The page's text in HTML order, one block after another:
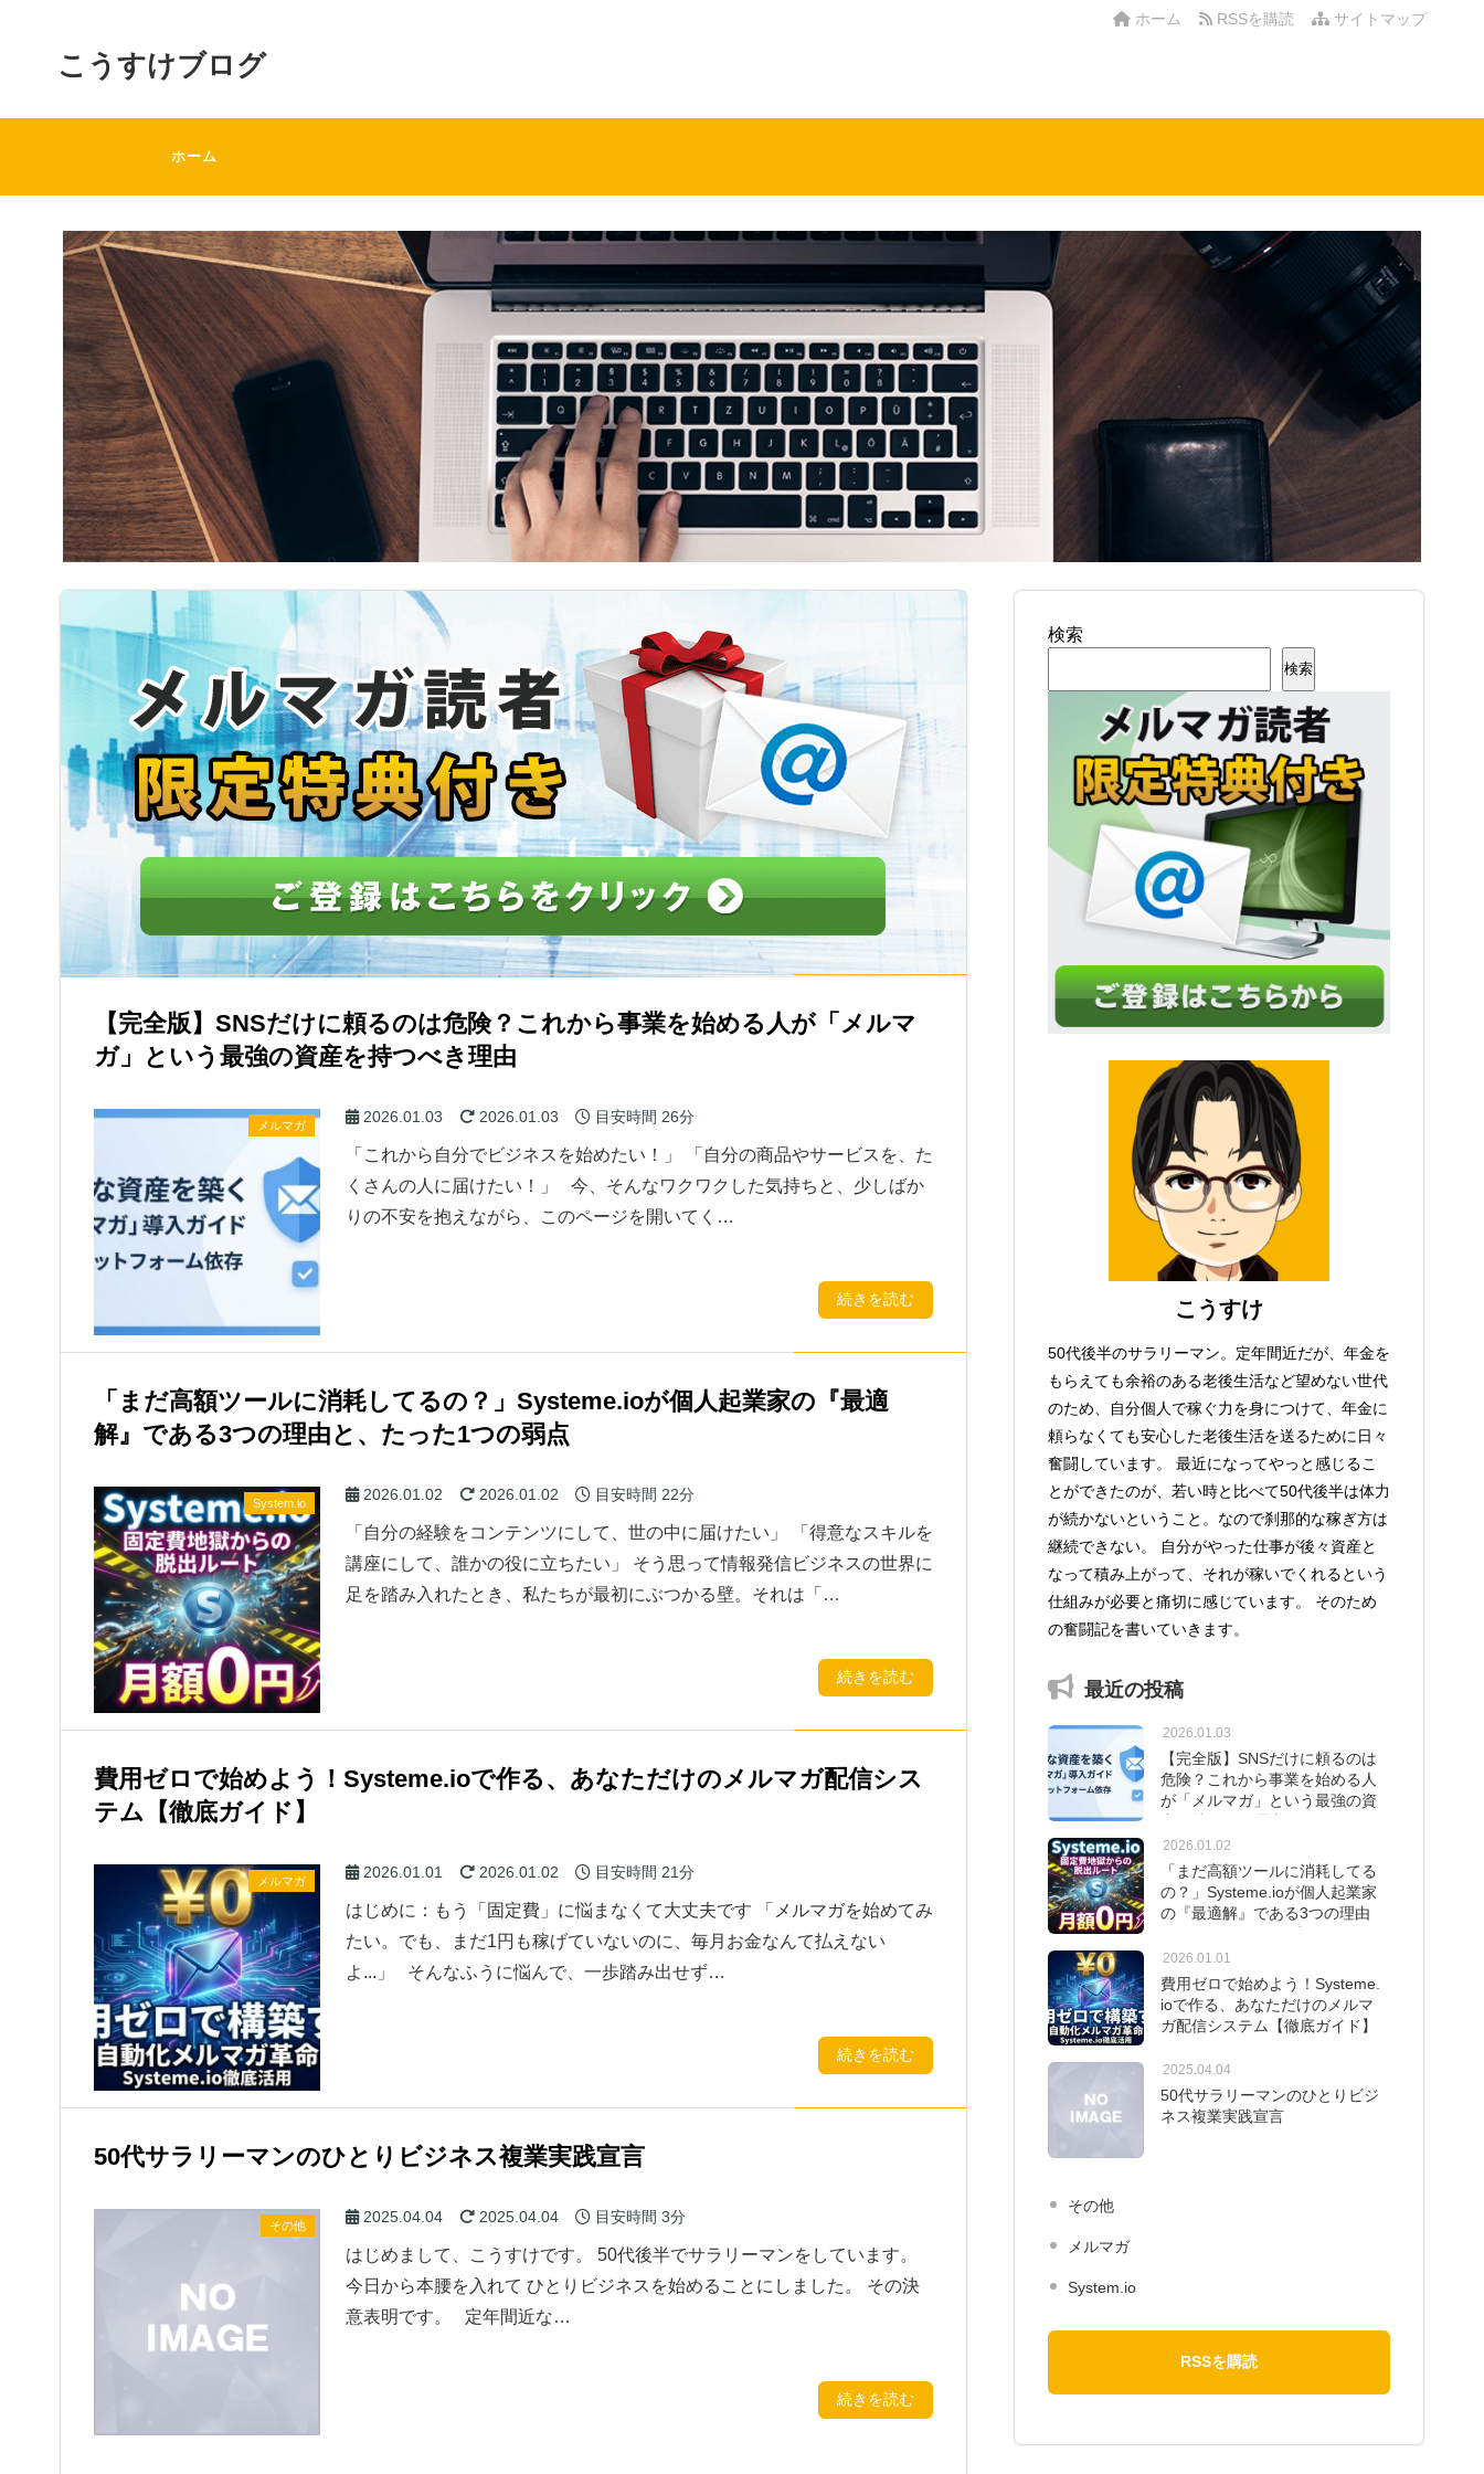
サイトマップ
RSSを購読
ホーム
こうすけブログ
ホーム
【完全版】SNSだけに頼るのは危険？これから事業を始める人が「メルマ
ガ」という最強の資産を持つべき理由
メルマガ 2026.01.03 2026.01.03 目安時間 26分
「これから自分でビジネスを始めたい！」 「自分の商品やサービスを、た
くさんの人に届けたい！」 今、そんなワクワクした気持ちと、少しばか
りの不安を抱えながら、このページを開いてく…
続きを読む
「まだ高額ツールに消耗してるの？」Systeme.ioが個人起業家の『最適
解』である3つの理由と、たった1つの弱点
System.io 2026.01.02 2026.01.02 目安時間 22分
「自分の経験をコンテンツにして、世の中に届けたい」 「得意なスキルを
講座にして、誰かの役に立ちたい」 そう思って情報発信ビジネスの世界に
足を踏み入れたとき、私たちが最初にぶつかる壁。それは「…
続きを読む
費用ゼロで始めよう！Systeme.ioで作る、あなただけのメルマガ配信シス
テム【徹底ガイド】
メルマガ 2026.01.01 2026.01.02 目安時間 21分
はじめに：もう「固定費」に悩まなくて大丈夫です 「メルマガを始めてみ
たい。でも、まだ1円も稼げていないのに、毎月お金なんて払えない
よ...」 そんなふうに悩んで、一歩踏み出せず…
続きを読む
50代サラリーマンのひとりビジネス複業実践宣言
その他 2025.04.04 2025.04.04 目安時間 3分
はじめまして、こうすけです。 50代後半でサラリーマンをしています。
今日から本腰を入れて ひとりビジネスを始めることにしました。 その決
意表明です。 定年間近な…
続きを読む
検索
検索
こうすけ
50代後半のサラリーマン。定年間近だが、年金を
もらえても余裕のある老後生活など望めない世代
のため、自分個人で稼ぐ力を身につけて、年金に
頼らなくても安心した老後生活を送るために日々
奮闘しています。 最近になってやっと感じるこ
とができたのが、若い時と比べて50代後半は体力
が続かないということ。なので刹那的な稼ぎ方は
継続できない。 自分がやった仕事が後々資産と
なって積み上がって、それが稼いでくれるという
仕組みが必要と痛切に感じています。 そのため
の奮闘記を書いていきます。
最近の投稿
2026.01.03
【完全版】SNSだけに頼るのは
危険？これから事業を始める人
が「メルマガ」という最強の資
2026.01.02
「まだ高額ツールに消耗してる
の？」Systeme.ioが個人起業家
の『最適解』である3つの理由
2026.01.01
費用ゼロで始めよう！Systeme.
ioで作る、あなただけのメルマ
ガ配信システム【徹底ガイド】
2025.04.04
50代サラリーマンのひとりビジ
ネス複業実践宣言
その他
メルマガ
System.io